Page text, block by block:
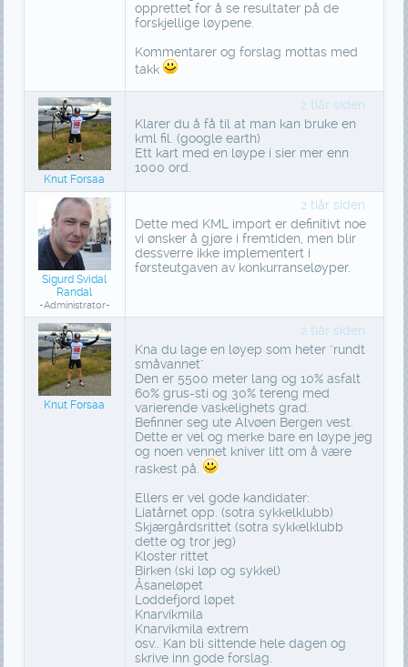
opprettet for å se resultater på de
forskjellige løypene.
Kommentarer og forslag mottas med
takk
Knut Forsaa
2 tiår siden
Klarer du å få til at man kan bruke en
kml fil. (google earth)
Ett kart med en løype i sier mer enn
1000 ord.
Sigurd Svidal
Randal
-Administrator-
2 tiår siden
Dette med KML import er definitivt noe
vi ønsker å gjøre i fremtiden, men blir
dessverre ikke implementert i
førsteutgaven av konkurranseløyper.
Knut Forsaa
2 tiår siden
Kna du lage en løyep som heter "rundt
småvannet"
Den er 5500 meter lang og 10% asfalt
60% grus-sti og 30% tereng med
varierende vaskelighets grad.
Befinner seg ute Alvøen Bergen vest.
Dette er vel og merke bare en løype jeg
og noen vennet kniver litt om å være
raskest på.
Ellers er vel gode kandidater:
Liatårnet opp. (sotra sykkelklubb)
Skjærgårdsrittet (sotra sykkelklubb
dette og tror jeg)
Kloster rittet
Birken (ski løp og sykkel)
Åsaneløpet
Loddefjord løpet
Knarvikmila
Knarvikmila extrem
osv.. Kan bli sittende hele dagen og
skrive inn gode forslag.